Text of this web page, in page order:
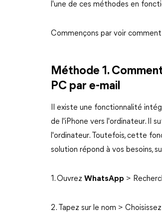
l'une de ces méthodes en
Commençons par voir
Méthode 1.
PC par e-mail
Il existe une fonctionnalité
de l'iPhone vers l'ordinateur. Il
l'ordinateur. Toutefois, cette
solution répond à vos besoins,
1. Ouvrez WhatsApp >
2. Tapez sur le nom > Choisissez